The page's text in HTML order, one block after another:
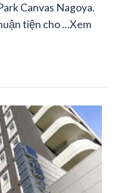
Canvas Nagoya.
tiện cho …Xem